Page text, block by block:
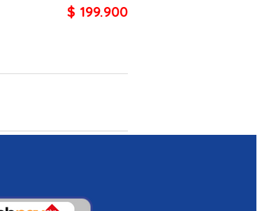
$ 199.900